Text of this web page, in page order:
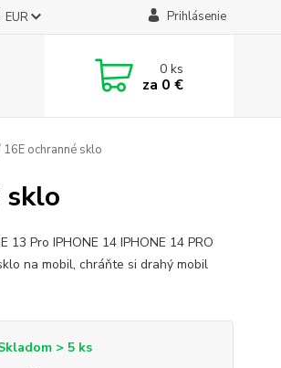
EUR Prihlásenie
0ks
za 0 €
ochranné sklo
sklo
13 Pro IPHONE 14 IPHONE 14 PRO
na mobil, chráňte si drahý mobil
> 5 ks